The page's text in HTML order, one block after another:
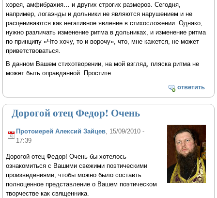
хорея, амфибрахия… и других строгих размеров. Сегодня,
например, логаэнды и дольники не являются нарушением и не
расцениваются как негативное явление в стихосложении. Однако,
нужно различать изменение ритма в дольниках, и изменение ритма
по принципу «Что хочу, то и ворочу», что, мне кажется, не может
приветствоваться.
В данном Вашем стихотворении, на мой взгляд, пляска ритма не
может быть оправданной. Простите.
ответить
Дорогой отец Федор! Очень
Протоиерей Алексий Зайцев, 15/09/2010 -
17:39
Дорогой отец Федор! Очень бы хотелось
ознакомиться с Вашими свежими поэтическими
произведениями, чтобы можно было составть
полноценное представление о Вашем поэтическом
творчестве как священника.